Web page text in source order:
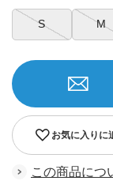
S M
お気に入りに
この商品につ